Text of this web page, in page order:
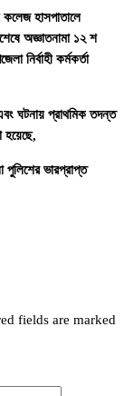
হাসপাতালে
অজ্ঞাতনামা ১২ শ
নির্বাহী কর্মকর্তা
এবং ঘটনায় প্রাথমিক তদন্ত
হয়েছে,
পুলিশের ভারপ্রাপ্ত
fields are marked